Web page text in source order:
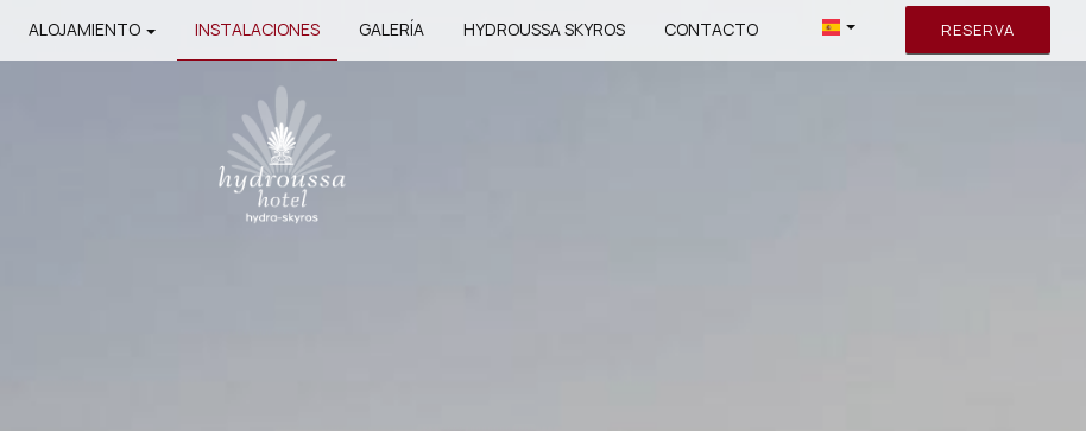
RESERVA
ALOJAMIENTO
HABITACION SUPERIOR
INSTALACIONES GALERÍA HYDROUSSA SKYROS CONTACTO